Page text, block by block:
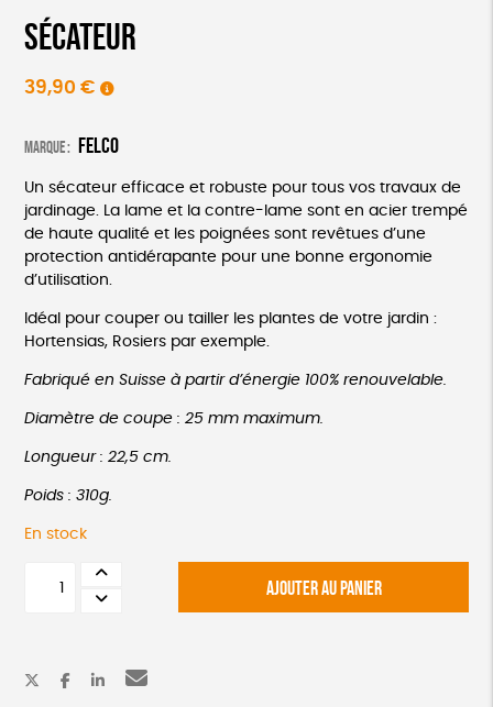
Sécateur
39,90 €
Marque : Felco
Un sécateur efficace et robuste pour tous vos travaux de
jardinage. La lame et la contre-lame sont en acier trempé
de haute qualité et les poignées sont revêtues d’une
protection antidérapante pour une bonne ergonomie
d’utilisation.
Idéal pour couper ou tailler les plantes de votre jardin :
Hortensias, Rosiers par exemple.
Fabriqué en Suisse à partir d’énergie 100% renouvelable.
Diamètre de coupe : 25 mm maximum.
Longueur : 22,5 cm.
Poids : 310g.
En stock
AJOUTER AU PANIER